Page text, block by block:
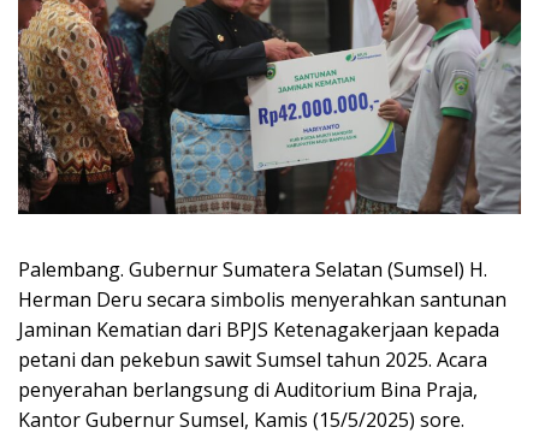
Palembang. Gubernur Sumatera Selatan (Sumsel) H.
Herman Deru secara simbolis menyerahkan santunan
Jaminan Kematian dari BPJS Ketenagakerjaan kepada
petani dan pekebun sawit Sumsel tahun 2025. Acara
penyerahan berlangsung di Auditorium Bina Praja,
Kantor Gubernur Sumsel, Kamis (15/5/2025) sore.